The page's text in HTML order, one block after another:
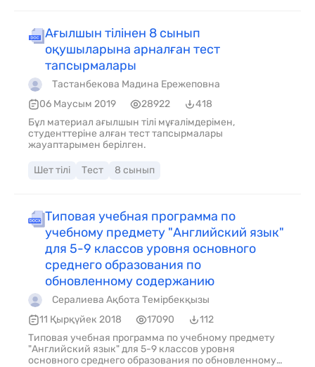
Ағылшын тілінен 8 сынып
оқушыларына арналған тест
тапсырмалары
Тастанбекова Мадина Ережеповна
06 Маусым 2019
28922
418
Бұл материал ағылшын тілі мұғалімдерімен,
студенттеріне алған тест тапсырмалары
жауаптарымен берілген.
Шет тілі Тест 8 сынып
Типовая учебная программа по
учебному предмету "Английский язык"
для 5-9 классов уровня основного
среднего образования по
обновленному содержанию
Сералиева Ақбота Темірбекқызы
11 Қырқүйек 2018
17090
112
Типовая учебная программа по учебному предмету
"Английский язык" для 5-9 классов уровня
основного среднего образования по обновленному